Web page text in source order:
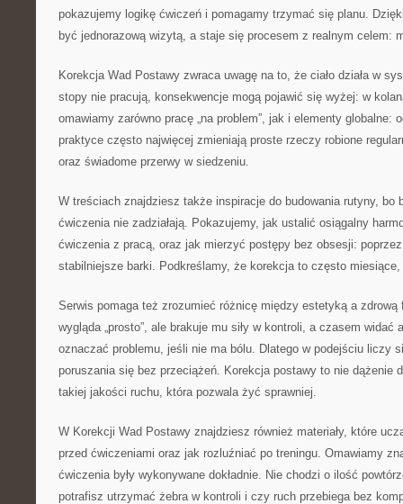
pokazujemy logikę ćwiczeń i pomagamy trzymać się planu.
być jednorazową wizytą, a staje się procesem z realnym celem:
Korekcja Wad Postawy zwraca uwagę na to, że ciało działa w
stopy nie pracują, konsekwencje mogą pojawić się wyżej: w
omawiamy zarówno pracę „na problem”, jak i elementy globalne:
praktyce często najwięcej zmieniają proste rzeczy robione
oraz świadome przerwy w siedzeniu.
W treściach znajdziesz także inspiracje do budowania rutyny, bo
ćwiczenia nie zadziałają. Pokazujemy, jak ustalić osiągalny
ćwiczenia z pracą, oraz jak mierzyć postępy bez obsesji:
stabilniejsze barki. Podkreślamy, że korekcja to często
Serwis pomaga też zrozumieć różnicę między estetyką a zdrową
wygląda „prosto”, ale brakuje mu siły w kontroli, a czasem widać
oznaczać problemu, jeśli nie ma bólu. Dlatego w podejściu liczy
poruszania się bez przeciążeń. Korekcja postawy to nie dążenie
takiej jakości ruchu, która pozwala żyć sprawniej.
W Korekcji Wad Postawy znajdziesz również materiały, które
przed ćwiczeniami oraz jak rozluźniać po treningu. Omawiamy
ćwiczenia były wykonywane dokładnie. Nie chodzi o ilość
potrafisz utrzymać żebra w kontroli i czy ruch przebiega bez